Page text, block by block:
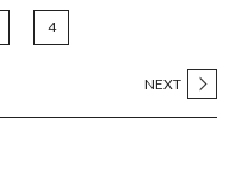
4
NEXT